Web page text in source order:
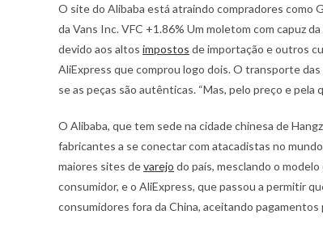
O site do Alibaba está atraindo compradores como
da Vans Inc. VFC +1.86% Um moletom com capuz
devido aos altos impostos de importação e outros
AliExpress que comprou logo dois. O transporte das
se as peças são autênticas. “Mas, pelo preço e pela
O Alibaba, que tem sede na cidade chinesa de
fabricantes a se conectar com atacadistas no
maiores sites devarejo do país, mesclando o modelo
consumidor, e o AliExpress, que passou a permitir
consumidores fora da China, aceitando